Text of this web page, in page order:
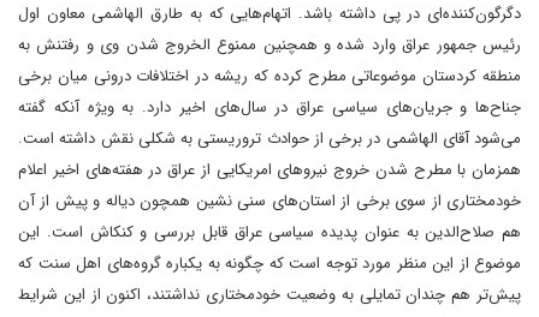
دگرگون‌کننده‌ای در پی داشته باشد. اتهام‌هایی که به طارق الهاشمی معاون اول
رئیس جمهور عراق وارد شده و همچنین ممنوع الخروج شدن وی و رفتنش به
منطقه کردستان موضوعاتی مطرح کرده که ریشه در اختلافات درونی میان برخی
جناح‌ها و جریان‌های سیاسی عراق در سال‌های اخیر دارد. به ویژه آنکه گفته
می‌شود آقای الهاشمی در برخی از حوادث تروریستی به شکلی نقش داشته است.
همزمان با مطرح شدن خروج نیروهای امریکایی از عراق در هفته‌های اخیر اعلام
خودمختاری از سوی برخی از استان‌های سنی نشین همچون دیاله و پیش از آن
هم صلاح‌الدین به عنوان پدیده سیاسی عراق قابل بررسی و کنکاش است. این
موضوع از این منظر مورد توجه است که چگونه به یکباره گروه‌های اهل سنت که
پیش‌تر هم چندان تمایلی به وضعیت خودمختاری نداشتند، اکنون از این شرایط